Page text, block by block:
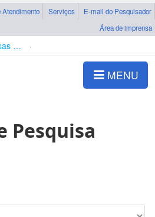
Atendimento Serviços
E-mail do Pesquisador
Área de imprensa
Bolsas e Auxílios Vigentes
MENU
Pesquisa